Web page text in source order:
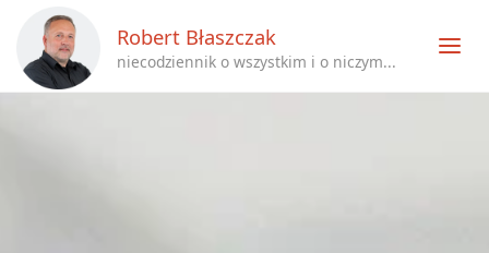
Robert Błaszczak
niecodziennik o wszystkim i o niczym...